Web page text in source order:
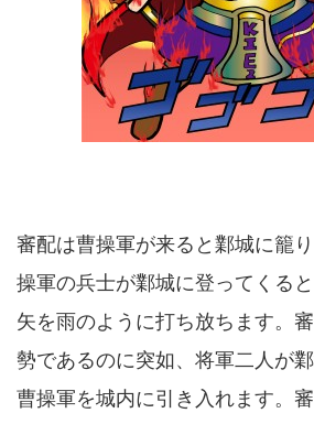
審配は曹操軍が来ると鄴城に籠
操軍の兵士が鄴城に登ってくる
矢を雨のように打ち放ちます。
勢であるのに突如、将軍二人が鄴
曹操軍を城内に引き入れます。